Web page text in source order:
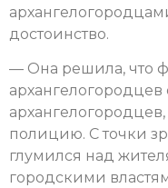
достоинство.
— Она решила, что
архангелогородцев
полицию. С точки
глумился над
городскими